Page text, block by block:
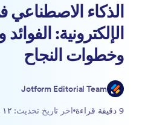
الذكاء الاصطناعي
الإلكترونية:
وخطوات النجاح
Jotform Editorial Team
9 دقيقة قراءة
اخر تاريخ تحديث: ١٢ يونيو ٢٠٢٦